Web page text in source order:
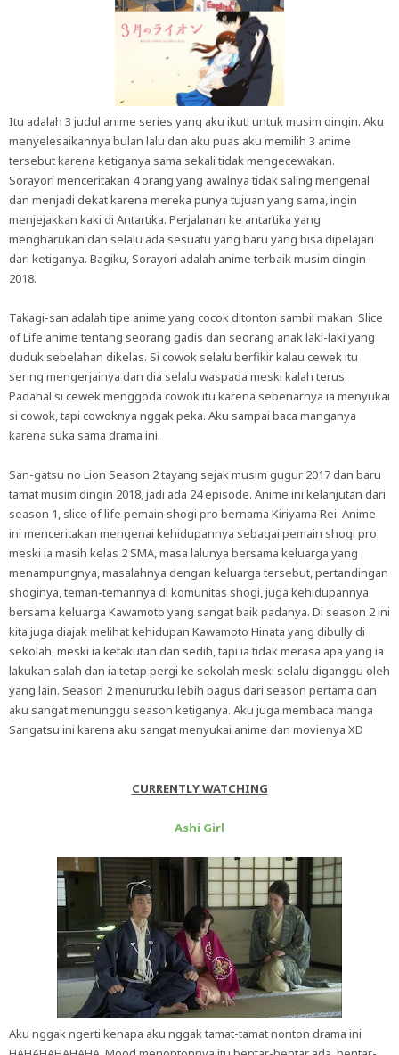
Itu adalah 3 judul anime series yang aku ikuti untuk musim dingin. Aku
menyelesaikannya bulan lalu dan aku puas aku memilih 3 anime
tersebut karena ketiganya sama sekali tidak mengecewakan.
Sorayori menceritakan 4 orang yang awalnya tidak saling mengenal
dan menjadi dekat karena mereka punya tujuan yang sama, ingin
menjejakkan kaki di Antartika. Perjalanan ke antartika yang
mengharukan dan selalu ada sesuatu yang baru yang bisa dipelajari
dari ketiganya. Bagiku, Sorayori adalah anime terbaik musim dingin
2018.
Takagi-san adalah tipe anime yang cocok ditonton sambil makan. Slice
of Life anime tentang seorang gadis dan seorang anak laki-laki yang
duduk sebelahan dikelas. Si cowok selalu berfikir kalau cewek itu
sering mengerjainya dan dia selalu waspada meski kalah terus.
Padahal si cewek menggoda cowok itu karena sebenarnya ia menyukai
si cowok, tapi cowoknya nggak peka. Aku sampai baca manganya
karena suka sama drama ini.
San-gatsu no Lion Season 2 tayang sejak musim gugur 2017 dan baru
tamat musim dingin 2018, jadi ada 24 episode. Anime ini kelanjutan dari
season 1, slice of life pemain shogi pro bernama Kiriyama Rei. Anime
ini menceritakan mengenai kehidupannya sebagai pemain shogi pro
meski ia masih kelas 2 SMA, masa lalunya bersama keluarga yang
menampungnya, masalahnya dengan keluarga tersebut, pertandingan
shoginya, teman-temannya di komunitas shogi, juga kehidupannya
bersama keluarga Kawamoto yang sangat baik padanya. Di season 2 ini
kita juga diajak melihat kehidupan Kawamoto Hinata yang dibully di
sekolah, meski ia ketakutan dan sedih, tapi ia tidak merasa apa yang ia
lakukan salah dan ia tetap pergi ke sekolah meski selalu diganggu oleh
yang lain. Season 2 menurutku lebih bagus dari season pertama dan
aku sangat menunggu season ketiganya. Aku juga membaca manga
Sangatsu ini karena aku sangat menyukai anime dan movienya XD
CURRENTLY WATCHING
Ashi Girl
Aku nggak ngerti kenapa aku nggak tamat-tamat nonton drama ini